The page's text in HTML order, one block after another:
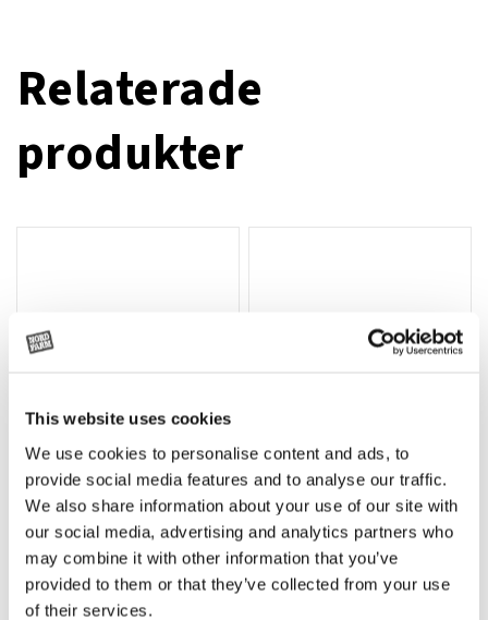
This website uses cookies
We use cookies to personalise content and ads, to
provide social media features and to analyse our traffic.
We also share information about your use of our site with
our social media, advertising and analytics partners who
may combine it with other information that you’ve
provided to them or that they’ve collected from your use
of their services.
Relaterade
produkter
Lägg till i varukorg
Rotor, komplett med slagor
35 730kr (ex. moms)
Grön truckknapp
530kr (ex. moms)